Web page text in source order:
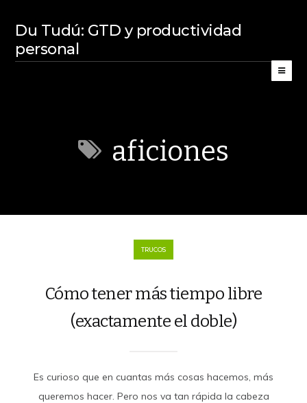
Du Tudú: GTD y productividad
personal
aficiones
TRUCOS
Cómo tener más tiempo libre
(exactamente el doble)
Es curioso que en cuantas más cosas hacemos, más
queremos hacer. Pero nos va tan rápida la cabeza